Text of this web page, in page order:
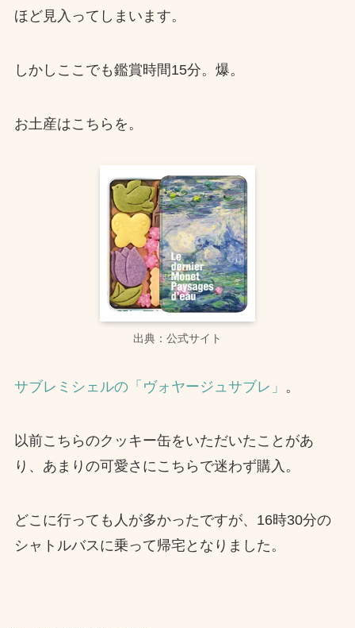
ほど見入ってしまいます。
しかしここでも鑑賞時間15分。爆。
お土産はこちらを。
出典：公式サイト
サブレミシェルの「ヴォヤージュサブレ」 。
以前こちらのクッキー缶をいただいたことがあ
り、あまりの可愛さにこちらで迷わず購入。
どこに行っても人が多かったですが、16時30分の
シャトルバスに乗って帰宅となりました。